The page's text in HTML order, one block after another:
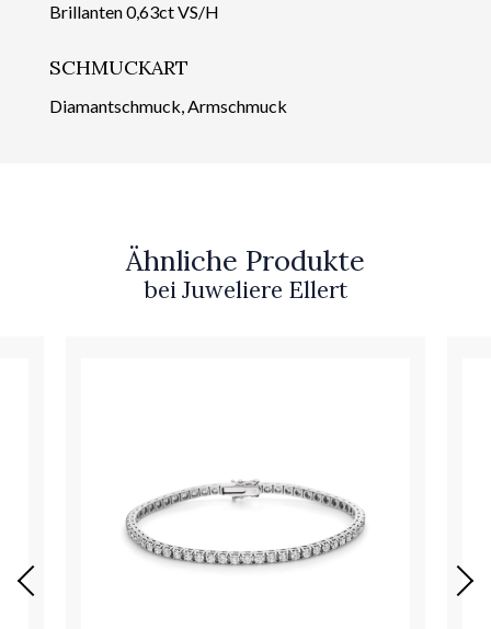
Brillanten 0,63ct VS/H
SCHMUCKART
Diamantschmuck, Armschmuck
Ähnliche Produkte
bei Juweliere Ellert